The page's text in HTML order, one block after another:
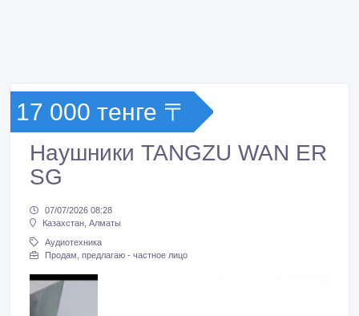
17 000 тенге 〒
Наушники TANGZU WAN ER
SG
07/07/2026 08:28
Казахстан, Алматы
Аудиотехника
Продам, предлагаю - частное лицо